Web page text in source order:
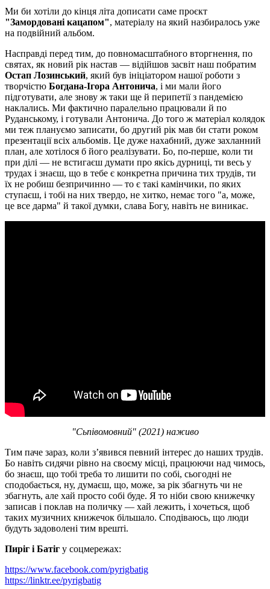
Ми би хотіли до кінця літа дописати саме проєкт
"Замордовані кацапом", матеріалу на який назбиралось уже
на подвійний альбом.
Насправді перед тим, до повномасштабного вторгнення, по
святах, як новий рік настав — відійшов засвіт наш побратим
Остап Лозинський, який був ініціатором нашої роботи з
творчістю Богдана-Ігора Антонича, і ми мали його
підготувати, але знову ж таки ще й перипетії з пандемією
наклались. Ми фактично паралельно працювали й по
Руданському, і готували Антонича. До того ж матеріал колядок
ми теж плануємо записати, бо другий рік мав би стати роком
презентації всіх альбомів. Це дуже нахабний, дуже захланний
план, але хотілося б його реалізувати. Бо, по-перше, коли ти
при ділі — не встигаєш думати про якісь дурниці, ти весь у
трудах і знаєш, що в тебе є конкретна причина тих трудів, ти
їх не робиш безпричинно — то є такі камінчики, по яких
ступаєш, і тобі на них твердо, не хитко, немає того "а, може,
це все дарма" й такої думки, слава Богу, навіть не виникає.
"Сьпівомовний" (2021) наживо
Тим паче зараз, коли зʼявився певний інтерес до наших трудів.
Бо навіть сидячи рівно на своєму місці, працюючи над чимось,
бо знаєш, що тобі треба то лишити по собі, сьогодні не
сподобається, ну, думаєш, що, може, за рік збагнуть чи не
збагнуть, але хай просто собі буде. Я то ніби свою книжечку
записав і поклав на поличку — хай лежить, і хочеться, щоб
таких музичних книжечок більшало. Сподіваюсь, що люди
будуть задоволені тим врешті.
Пиріг і Батіг у соцмережах:
https://www.facebook.com/pyrigbatig
https://linktr.ee/pyrigbatig